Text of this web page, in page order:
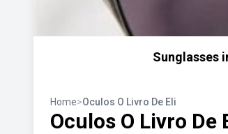
Sunglasses
Home>Oculos O Livro De Eli
Oculos O Livro De